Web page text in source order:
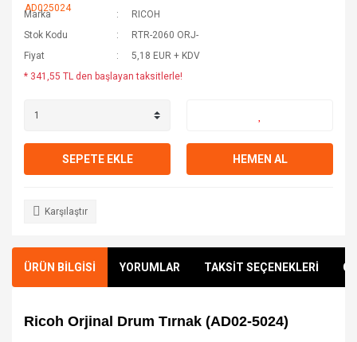
Marka
RICOH
Stok Kodu
RTR-2060 ORJ-
Fiyat
5,18 EUR + KDV
* 341,55 TL den başlayan taksitlerle!
SEPETE EKLE HEMEN AL
Karşılaştır
ÜRÜN BİLGİSİ YORUMLAR TAKSİT SEÇENEKLERİ
Ricoh Orjinal Drum Tırnak (AD02-5024)